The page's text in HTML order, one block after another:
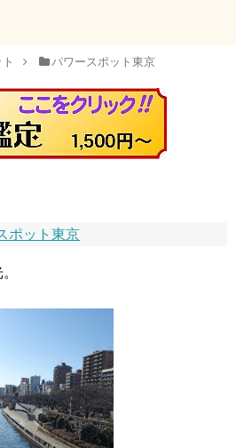
パワースポット東京
ポット東京